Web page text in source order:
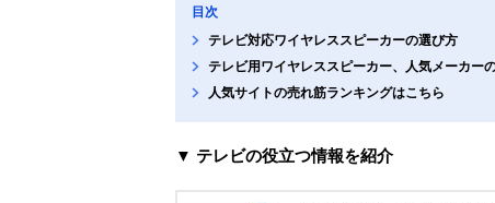
目次
テレビ対応ワイヤレススピーカーの選び方
テレビ用ワイヤレススピーカー、人気メーカー
人気サイトの売れ筋ランキングはこちら
▼ テレビの役立つ情報を紹介